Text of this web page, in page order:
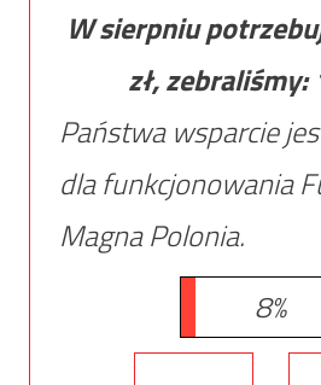
W sierpniu
zł, zebraliśmy:
Państwa wsparcie
dla funkcjonowania
Magna Polonia.
8%